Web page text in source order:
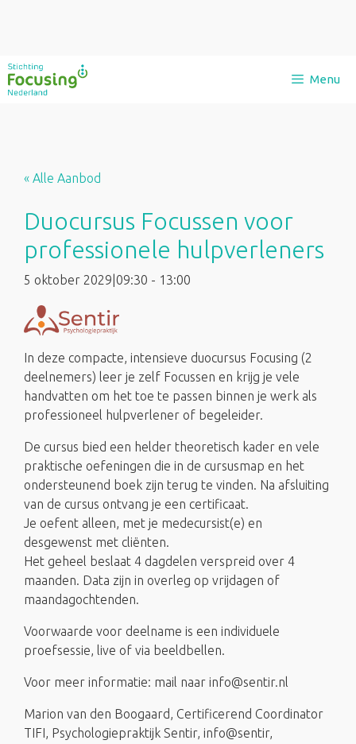
Ga
naar
Menu
« Alle Aanbod
Duocursus Focussen voor
professionele hulpverleners
5 oktober 2029|09:30 - 13:00
In deze compacte, intensieve duocursus Focusing (2
deelnemers) leer je zelf Focussen en krijg je vele
handvatten om het toe te passen binnen je werk als
professioneel hulpverlener of begeleider.
De cursus bied een helder theoretisch kader en vele
praktische oefeningen die in de cursusmap en het
ondersteunend boek zijn terug te vinden. Na afsluiting
van de cursus ontvang je een certificaat.
Je oefent alleen, met je medecursist(e) en
desgewenst met cliënten.
Het geheel beslaat 4 dagdelen verspreid over 4
maanden. Data zijn in overleg op vrijdagen of
maandagochtenden.
Voorwaarde voor deelname is een individuele
proefsessie, live of via beeldbellen.
Voor meer informatie: mail naar info@sentir.nl
Marion van den Boogaard, Certificerend Coordinator
TIFI, Psychologiepraktijk Sentir, info@sentir,